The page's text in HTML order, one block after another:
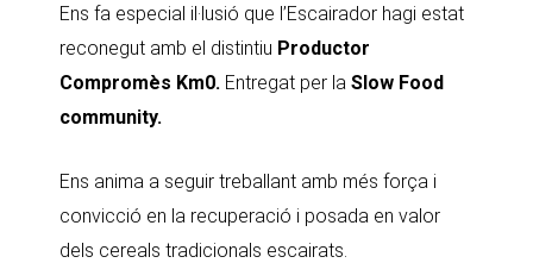
Ens fa especial il·lusió que l’Escairador hagi estat
reconegut amb el distintiu Productor
Compromès Km0. Entregat per la Slow Food
community.
Ens anima a seguir treballant amb més força i
convicció en la recuperació i posada en valor
dels cereals tradicionals escairats.